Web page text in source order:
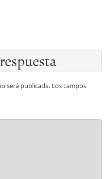
será publicada. Los campos